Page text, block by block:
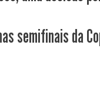
semifinais da